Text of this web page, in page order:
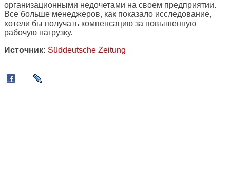
организационными недочетами на своем предприятии.
Все больше менеджеров, как показало исследование,
хотели бы получать компенсацию за повышенную
рабочую нагрузку.
Источник: Süddeutsche Zeitung